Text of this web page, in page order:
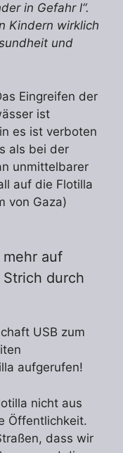
in Gefahr l“.
Kindern wirklich
und
Eingreifen der
ist
es ist verboten
als bei der
unmittelbarer
auf die Flotilla
von Gaza)
mehr auf
Strich durch
USB zum
aufgerufen!
nicht aus
Öffentlichkeit.
dass wir